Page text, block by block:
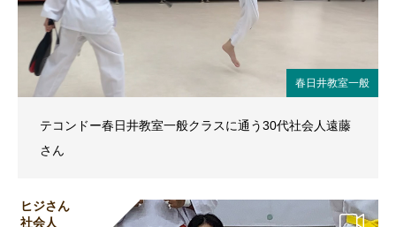
春日井教室一般
テコンドー春日井教室一般クラスに通う30代社会人遠藤
さん
ヒジさん
社会人